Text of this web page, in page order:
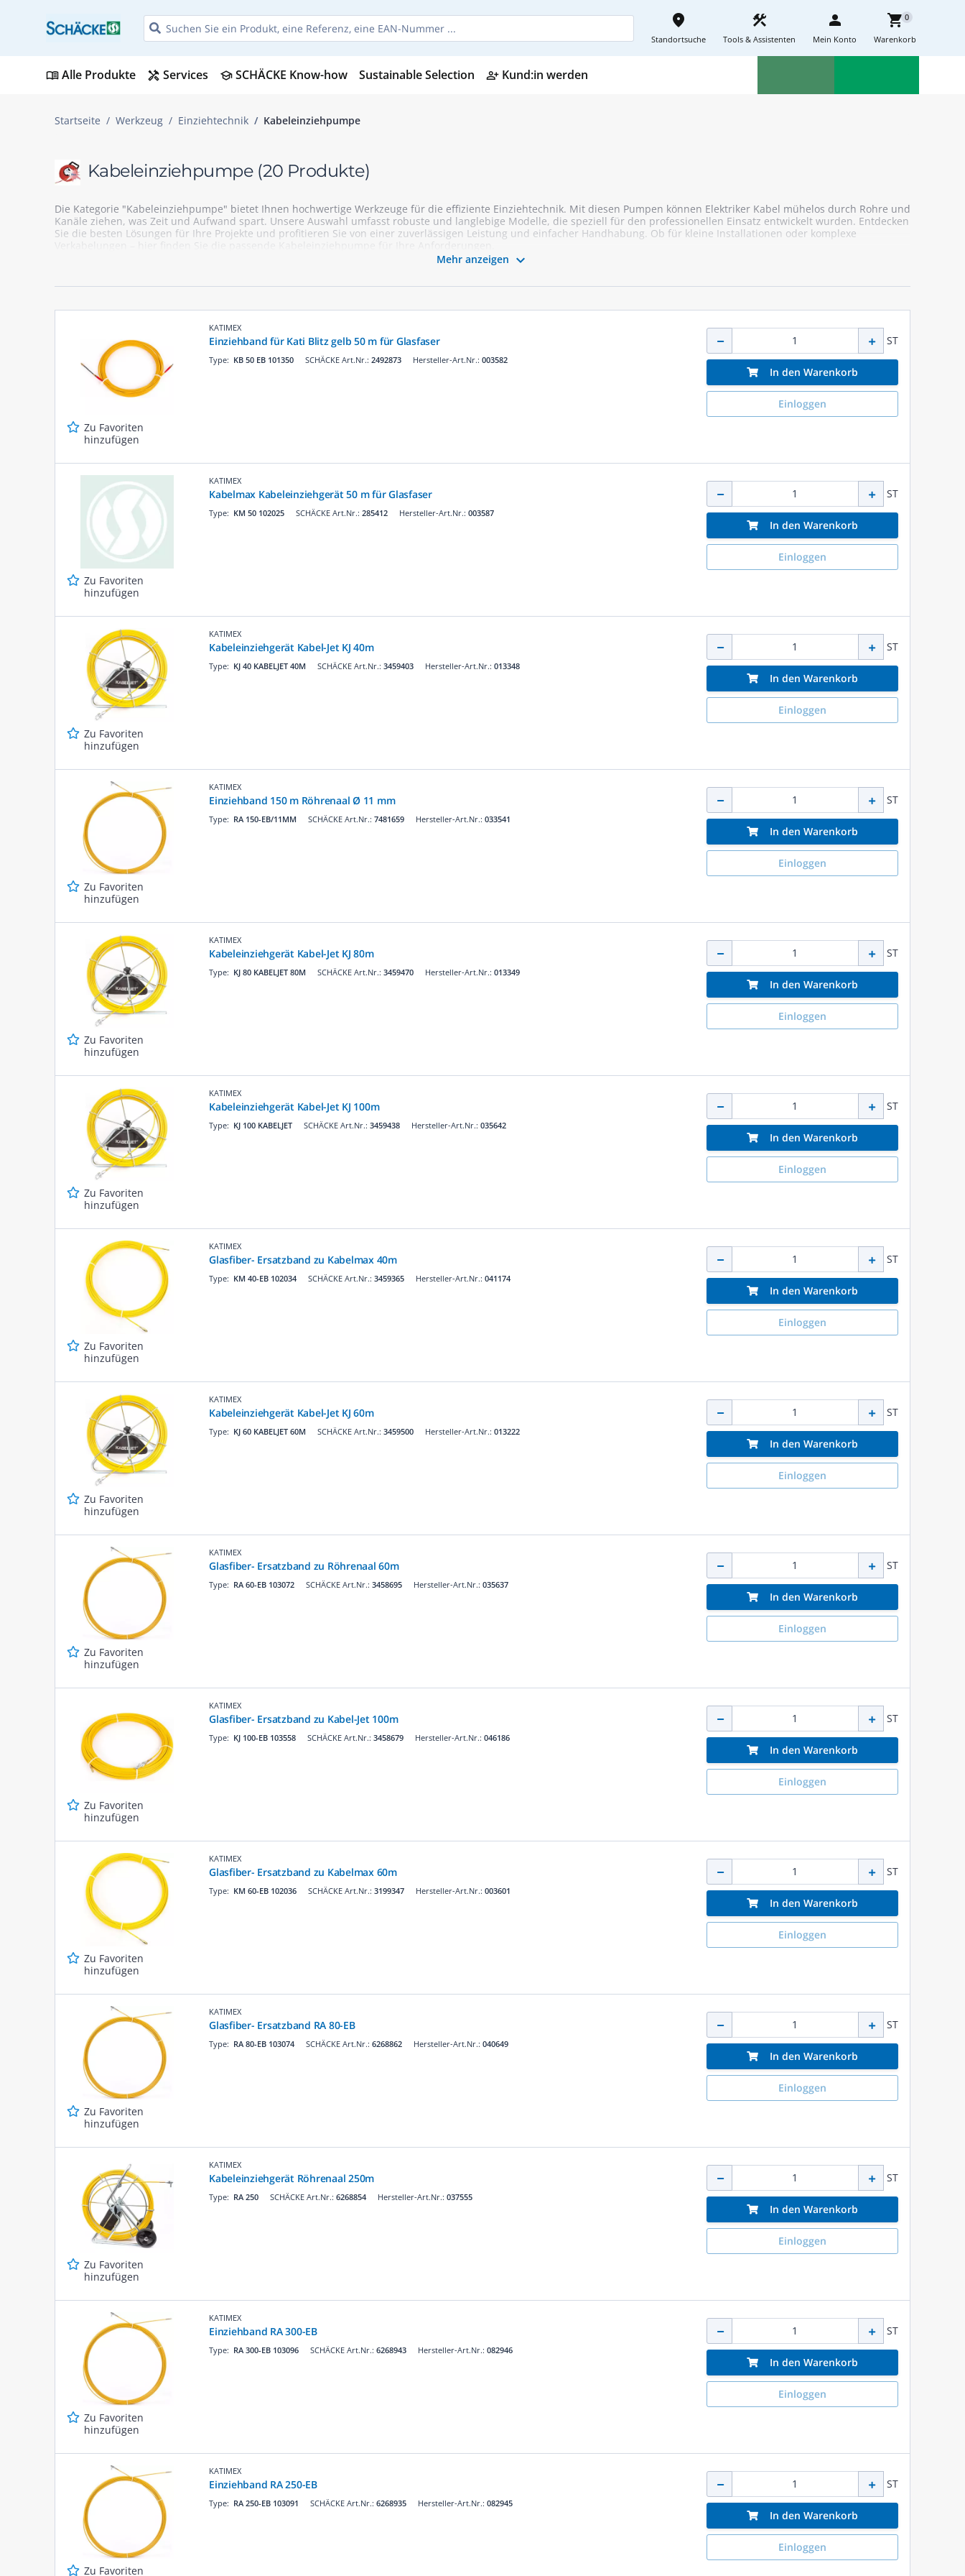
place
Standortsuche
construction
Tools & Assistenten
person
Mein Konto
shopping_cart0
Warenkorb
menu_bookAlle Produkte handyman Services schoolSCHÄCKE Know-how Sustainable Selection person_add_alt Kund:in werden
Startseite Werkzeug Einziehtechnik Kabeleinziehpumpe
Kabeleinziehpumpe (20 Produkte)
Die Kategorie "Kabeleinziehpumpe" bietet Ihnen hochwertige Werkzeuge für die effiziente Einziehtechnik. Mit diesen Pumpen können Elektriker Kabel mühelos durch Rohre und
Kanäle ziehen, was Zeit und Aufwand spart. Unsere Auswahl umfasst robuste und langlebige Modelle, die speziell für den professionellen Einsatz entwickelt wurden. Entdecken
Sie die besten Lösungen für Ihre Projekte und profitieren Sie von einer zuverlässigen Leistung und einfacher Handhabung. Ob für kleine Installationen oder komplexe
Verkabelungen – hier finden Sie die passende Kabeleinziehpumpe für Ihre Anforderungen.
Mehr anzeigen 
Zu Favoriten
hinzufügen
KATIMEX
Einziehband für Kati Blitz gelb 50 m für Glasfaser
SCHÄCKE Art.Nr.: 2492873
Type: KB 50 EB 101350 Hersteller-Art.Nr.: 003582
ST
In den Warenkorb
Einloggen
Zu Favoriten
hinzufügen
KATIMEX
Kabelmax Kabeleinziehgerät 50 m für Glasfaser
SCHÄCKE Art.Nr.: 285412
Type: KM 50 102025 Hersteller-Art.Nr.: 003587
ST
In den Warenkorb
Einloggen
Zu Favoriten
hinzufügen
KATIMEX
Kabeleinziehgerät Kabel-Jet KJ 40m
SCHÄCKE Art.Nr.: 3459403
Type: KJ 40 KABELJET 40M Hersteller-Art.Nr.: 013348
ST
In den Warenkorb
Einloggen
Zu Favoriten
hinzufügen
KATIMEX
Einziehband 150 m Röhrenaal Ø 11 mm
SCHÄCKE Art.Nr.: 7481659
Type: RA 150-EB/11MM Hersteller-Art.Nr.: 033541
ST
In den Warenkorb
Einloggen
Zu Favoriten
hinzufügen
KATIMEX
Kabeleinziehgerät Kabel-Jet KJ 80m
SCHÄCKE Art.Nr.: 3459470
Type: KJ 80 KABELJET 80M Hersteller-Art.Nr.: 013349
ST
In den Warenkorb
Einloggen
Zu Favoriten
hinzufügen
KATIMEX
Kabeleinziehgerät Kabel-Jet KJ 100m
SCHÄCKE Art.Nr.: 3459438
Type: KJ 100 KABELJET Hersteller-Art.Nr.: 035642
ST
In den Warenkorb
Einloggen
Zu Favoriten
hinzufügen
KATIMEX
Glasfiber- Ersatzband zu Kabelmax 40m
SCHÄCKE Art.Nr.: 3459365
Type: KM 40-EB 102034 Hersteller-Art.Nr.: 041174
ST
In den Warenkorb
Einloggen
Zu Favoriten
hinzufügen
KATIMEX
Kabeleinziehgerät Kabel-Jet KJ 60m
SCHÄCKE Art.Nr.: 3459500
Type: KJ 60 KABELJET 60M Hersteller-Art.Nr.: 013222
ST
In den Warenkorb
Einloggen
Zu Favoriten
hinzufügen
KATIMEX
Glasfiber- Ersatzband zu Röhrenaal 60m
SCHÄCKE Art.Nr.: 3458695
Type: RA 60-EB 103072 Hersteller-Art.Nr.: 035637
ST
In den Warenkorb
Einloggen
Zu Favoriten
hinzufügen
KATIMEX
Glasfiber- Ersatzband zu Kabel-Jet 100m
SCHÄCKE Art.Nr.: 3458679
Type: KJ 100-EB 103558 Hersteller-Art.Nr.: 046186
ST
In den Warenkorb
Einloggen
Zu Favoriten
hinzufügen
KATIMEX
Glasfiber- Ersatzband zu Kabelmax 60m
SCHÄCKE Art.Nr.: 3199347
Type: KM 60-EB 102036 Hersteller-Art.Nr.: 003601
ST
In den Warenkorb
Einloggen
Zu Favoriten
hinzufügen
KATIMEX
Glasfiber- Ersatzband RA 80-EB
SCHÄCKE Art.Nr.: 6268862
Type: RA 80-EB 103074 Hersteller-Art.Nr.: 040649
ST
In den Warenkorb
Einloggen
Zu Favoriten
hinzufügen
KATIMEX
Kabeleinziehgerät Röhrenaal 250m
SCHÄCKE Art.Nr.: 6268854
Type: RA 250 Hersteller-Art.Nr.: 037555
ST
In den Warenkorb
Einloggen
Zu Favoriten
hinzufügen
KATIMEX
Einziehband RA 300-EB
SCHÄCKE Art.Nr.: 6268943
Type: RA 300-EB 103096 Hersteller-Art.Nr.: 082946
ST
In den Warenkorb
Einloggen
Zu Favoriten
KATIMEX
Einziehband RA 250-EB
SCHÄCKE Art.Nr.: 6268935
Type: RA 250-EB 103091 Hersteller-Art.Nr.: 082945
ST
In den Warenkorb
Einloggen